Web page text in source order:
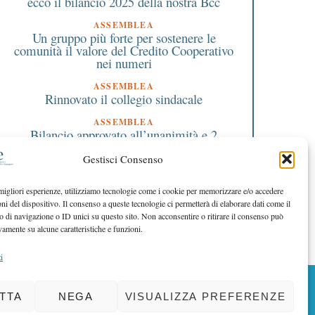
Gestisci Consenso
esperienze, utilizziamo tecnologie come i cookie per memorizzare e/o accedere
del dispositivo. Il consenso a queste tecnologie ci permetterà di elaborare dati come il
di navigazione o ID unici su questo sito. Non acconsentire o ritirare il consenso può
su alcune caratteristiche e funzioni.
NEGA VISUALIZZA PREFERENZE
ASSEMBLEA
Un gruppo più forte per sostenere le
comunità il valore del Credito Cooperativo
nei numeri
ASSEMBLEA
Rinnovato il collegio sindacale
ASSEMBLEA
Bilancio approvato all’unanimità e 2
EDITORIALE PRESIDENTE
Costruire futuro insieme
BACK TO TOP